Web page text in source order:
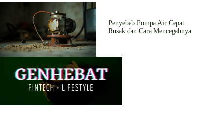
Penyebab Pompa Air Cepat
Rusak dan Cara Mencegahnya